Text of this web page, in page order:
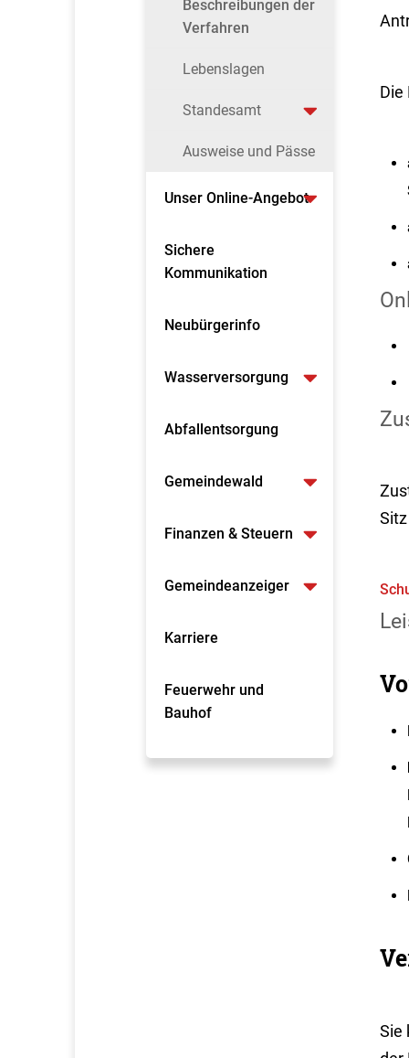
Beschreibungen der
Verfahren
Lebenslagen
Standesamt
Ausweise und Pässe
Unser Online-Angebot
Sichere
Kommunikation
Neubürgerinfo
Wasserversorgung
Abfallentsorgung
Gemeindewald
Finanzen & Steuern
Gemeindeanzeiger
Karriere
Feuerwehr und
Bauhof
Die
Sie